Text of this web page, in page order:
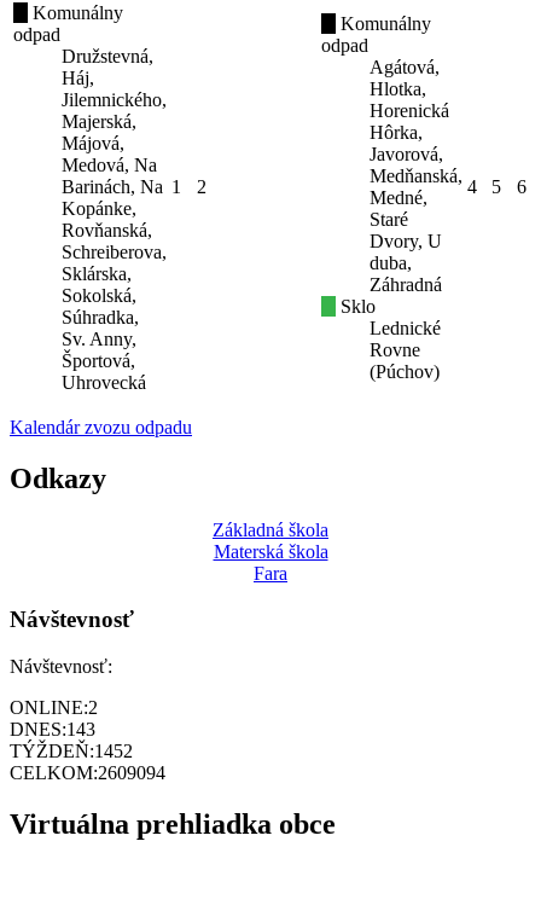
Komunálny
odpad
Družstevná,
Háj,
Jilemnického,
Majerská,
Májová,
Medová, Na
Barinách, Na
Kopánke,
Rovňanská,
Schreiberova,
Sklárska,
Sokolská,
Súhradka,
Sv. Anny,
Športová,
Uhrovecká
1 2
Komunálny
odpad
Agátová,
Hlotka,
Horenická
Hôrka,
Javorová,
Medňanská,
Medné,
Staré
Dvory, U
duba,
Záhradná
Sklo
Lednické
Rovne
(Púchov)
4 5 6
Kalendár zvozu odpadu
Odkazy
Základná škola
Materská škola
Fara
Návštevnosť
Návštevnosť:
ONLINE:2
DNES:143
TÝŽDEŇ:1452
CELKOM:2609094
Virtuálna prehliadka obce